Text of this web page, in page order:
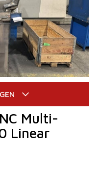
Multi-
Linear